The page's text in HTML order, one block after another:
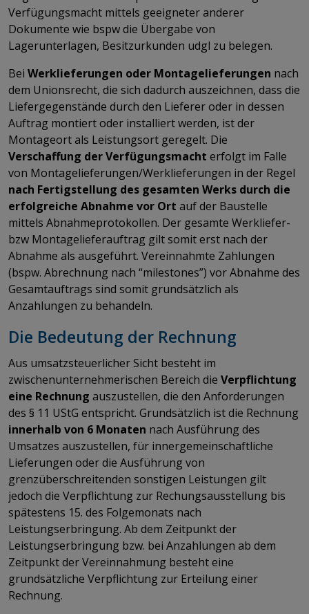
Verfügungsmacht mittels geeigneter anderer
Dokumente wie bspw die Übergabe von
Lagerunterlagen, Besitzurkunden udgl zu belegen.
Bei Werklieferungen oder Montagelieferungen nach
dem Unionsrecht, die sich dadurch auszeichnen, dass die
Liefergegenstände durch den Lieferer oder in dessen
Auftrag montiert oder installiert werden, ist der
Montageort als Leistungsort geregelt. Die
Verschaffung der Verfügungsmacht erfolgt im Falle
von Montagelieferungen/Werklieferungen in der Regel
nach Fertigstellung des gesamten Werks durch die
erfolgreiche Abnahme vor Ort auf der Baustelle
mittels Abnahmeprotokollen. Der gesamte Werkliefer-
bzw Montagelieferauftrag gilt somit erst nach der
Abnahme als ausgeführt. Vereinnahmte Zahlungen
(bspw. Abrechnung nach “milestones”) vor Abnahme des
Gesamtauftrags sind somit grundsätzlich als
Anzahlungen zu behandeln.
Die Bedeutung der Rechnung
Aus umsatzsteuerlicher Sicht besteht im
zwischenunternehmerischen Bereich die Verpflichtung
eine Rechnung auszustellen, die den Anforderungen
des § 11 UStG entspricht. Grundsätzlich ist die Rechnung
innerhalb von 6 Monaten nach Ausführung des
Umsatzes auszustellen, für innergemeinschaftliche
Lieferungen oder die Ausführung von
grenzüberschreitenden sonstigen Leistungen gilt
jedoch die Verpflichtung zur Rechungsausstellung bis
spätestens 15. des Folgemonats nach
Leistungserbringung. Ab dem Zeitpunkt der
Leistungserbringung bzw. bei Anzahlungen ab dem
Zeitpunkt der Vereinnahmung besteht eine
grundsätzliche Verpflichtung zur Erteilung einer
Rechnung.